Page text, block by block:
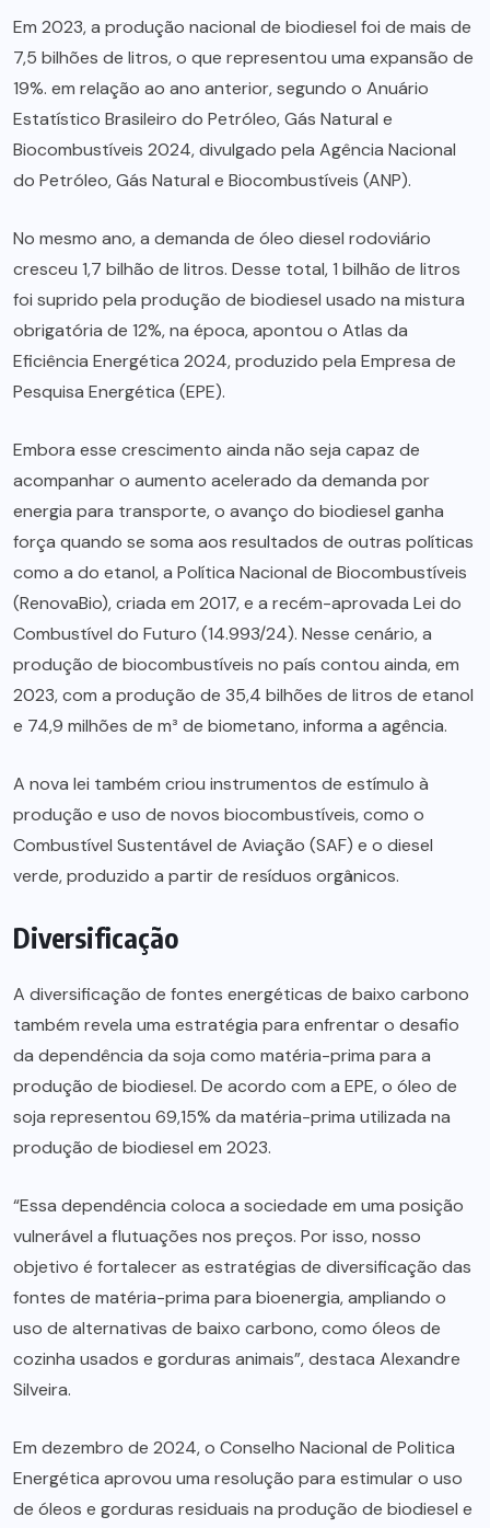
Em 2023, a produção nacional de biodiesel foi de mais de
7,5 bilhões de litros, o que representou uma expansão de
19%. em relação ao ano anterior, segundo o Anuário
Estatístico Brasileiro do Petróleo, Gás Natural e
Biocombustíveis 2024, divulgado pela Agência Nacional
do Petróleo, Gás Natural e Biocombustíveis (ANP).
No mesmo ano, a demanda de óleo diesel rodoviário
cresceu 1,7 bilhão de litros. Desse total, 1 bilhão de litros
foi suprido pela produção de biodiesel usado na mistura
obrigatória de 12%, na época, apontou o Atlas da
Eficiência Energética 2024, produzido pela Empresa de
Pesquisa Energética (EPE).
Embora esse crescimento ainda não seja capaz de
acompanhar o aumento acelerado da demanda por
energia para transporte, o avanço do biodiesel ganha
força quando se soma aos resultados de outras políticas
como a do etanol, a Política Nacional de Biocombustíveis
(RenovaBio), criada em 2017, e a recém-aprovada Lei do
Combustível do Futuro (14.993/24). Nesse cenário, a
produção de biocombustíveis no país contou ainda, em
2023, com a produção de 35,4 bilhões de litros de etanol
e 74,9 milhões de m³ de biometano, informa a agência.
A nova lei também criou instrumentos de estímulo à
produção e uso de novos biocombustíveis, como o
Combustível Sustentável de Aviação (SAF) e o diesel
verde, produzido a partir de resíduos orgânicos.
Diversificação
A diversificação de fontes energéticas de baixo carbono
também revela uma estratégia para enfrentar o desafio
da dependência da soja como matéria-prima para a
produção de biodiesel. De acordo com a EPE, o óleo de
soja representou 69,15% da matéria-prima utilizada na
produção de biodiesel em 2023.
“Essa dependência coloca a sociedade em uma posição
vulnerável a flutuações nos preços. Por isso, nosso
objetivo é fortalecer as estratégias de diversificação das
fontes de matéria-prima para bioenergia, ampliando o
uso de alternativas de baixo carbono, como óleos de
cozinha usados e gorduras animais”, destaca Alexandre
Silveira.
Em dezembro de 2024, o Conselho Nacional de Politica
Energética aprovou uma resolução para estimular o uso
de óleos e gorduras residuais na produção de biodiesel e